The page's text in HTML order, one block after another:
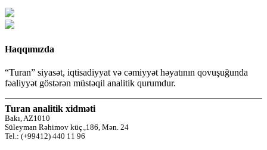
Haqqımızda
“Turan” siyasət, iqtisadiyyat və cəmiyyət həyatının qovuşuğunda
fəaliyyət göstərən müstəqil analitik qurumdur.
Turan analitik xidməti
Bakı, AZ1010
Süleyman Rəhimov küç.,186, Mən. 24
Tel.: (+99412) 440 11 96